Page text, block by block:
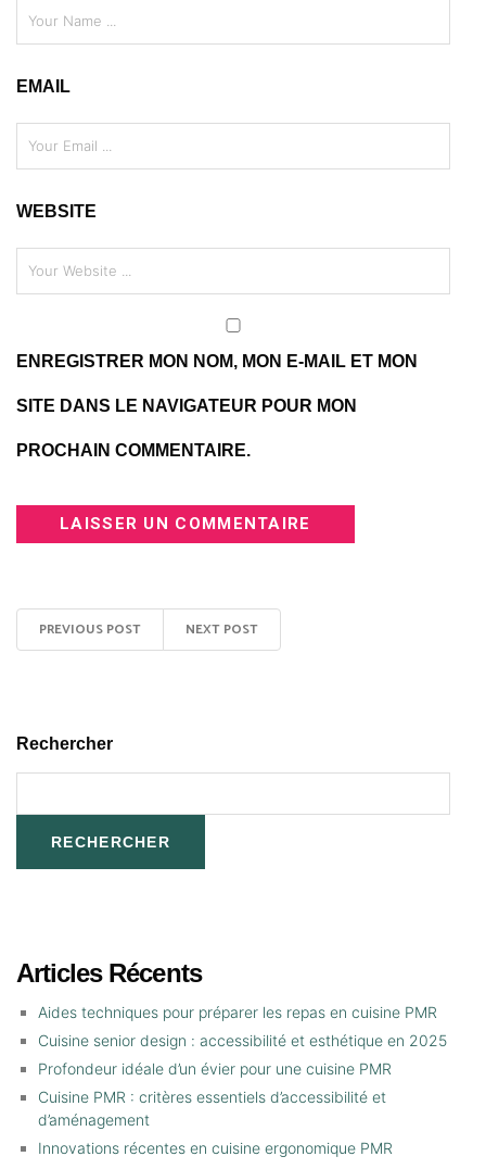
EMAIL
WEBSITE
ENREGISTRER MON NOM, MON E-MAIL ET MON
SITE DANS LE NAVIGATEUR POUR MON
PROCHAIN COMMENTAIRE.
PREVIOUS POST NEXT POST
Rechercher
RECHERCHER
Articles Récents
Aides techniques pour préparer les repas en cuisine PMR
Cuisine senior design : accessibilité et esthétique en 2025
Profondeur idéale d’un évier pour une cuisine PMR
Cuisine PMR : critères essentiels d’accessibilité et
d’aménagement
Innovations récentes en cuisine ergonomique PMR